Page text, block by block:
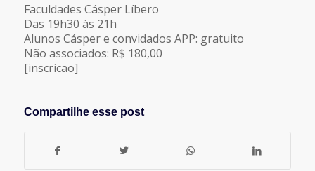
Faculdades Cásper Líbero
Das 19h30 às 21h
Alunos Cásper e convidados APP: gratuito
Não associados: R$ 180,00
[inscricao]
Compartilhe esse post